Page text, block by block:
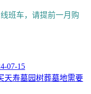
班车，请提前一月购
07-15
天寿墓园树葬墓地需要